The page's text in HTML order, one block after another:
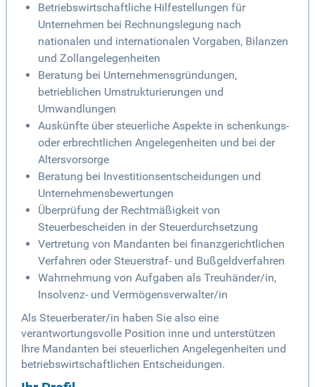
Betriebswirtschaftliche Hilfestellungen für
Unternehmen bei Rechnungslegung nach
nationalen und internationalen Vorgaben, Bilanzen
und Zollangelegenheiten
Beratung bei Unternehmensgründungen,
betrieblichen Umstrukturierungen und
Umwandlungen
Auskünfte über steuerliche Aspekte in schenkungs-
oder erbrechtlichen Angelegenheiten und bei der
Altersvorsorge
Beratung bei Investitionsentscheidungen und
Unternehmensbewertungen
Überprüfung der Rechtmäßigkeit von
Steuerbescheiden in der Steuerdurchsetzung
Vertretung von Mandanten bei finanzgerichtlichen
Verfahren oder Steuerstraf- und Bußgeldverfahren
Wahrnehmung von Aufgaben als Treuhänder/in,
Insolvenz- und Vermögensverwalter/in
Als Steuerberater/in haben Sie also eine
verantwortungsvolle Position inne und unterstützen
Ihre Mandanten bei steuerlichen Angelegenheiten und
betriebswirtschaftlichen Entscheidungen.